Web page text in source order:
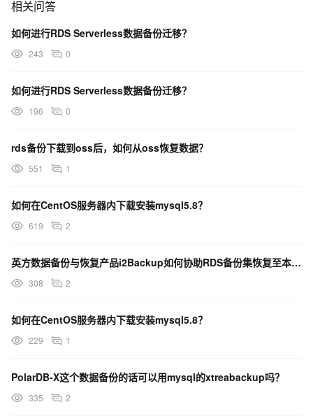
相关问答
如何进行RDS Serverless数据备份迁移？
243 0
如何进行RDS Serverless数据备份迁移？
196 0
rds备份下载到oss后，如何从oss恢复数据？
551 1
如何在CentOS服务器内下载安装mysql5.8？
619 2
英方数据备份与恢复产品i2Backup如何协助RDS备份集恢复至本地自建数据库？
308 2
如何在CentOS服务器内下载安装mysql5.8？
229 1
PolarDB-X这个数据备份的话可以用mysql的xtreabackup吗？
335 2